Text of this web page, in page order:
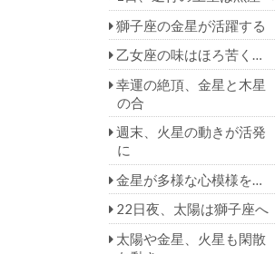
獅子座の金星が活躍する
乙女座の味はほろ苦く…
幸運の絶頂、金星と木星
の合
週末、火星の動きが活発
に
金星が多様な心模様を…
22日夜、太陽は獅子座へ
太陽や金星、火星も閑散